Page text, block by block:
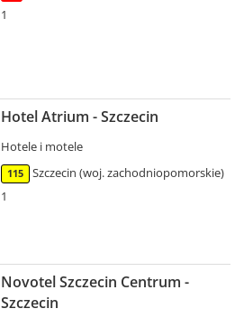
1
Hotel Atrium - Szczecin
Hotele i motele
115
Szczecin (woj. zachodniopomorskie)
1
Novotel Szczecin Centrum -
Szczecin